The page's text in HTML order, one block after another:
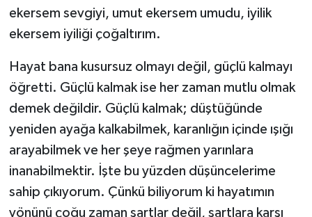
ekersem sevgiyi, umut ekersem umudu, iyilik
ekersem iyiliği çoğaltırım.
Hayat bana kusursuz olmayı değil, güçlü kalmayı
öğretti. Güçlü kalmak ise her zaman mutlu olmak
demek değildir. Güçlü kalmak; düştüğünde
yeniden ayağa kalkabilmek, karanlığın içinde ışığı
arayabilmek ve her şeye rağmen yarınlara
inanabilmektir. İşte bu yüzden düşüncelerime
sahip çıkıyorum. Çünkü biliyorum ki hayatımın
yönünü çoğu zaman şartlar değil, şartlara karşı